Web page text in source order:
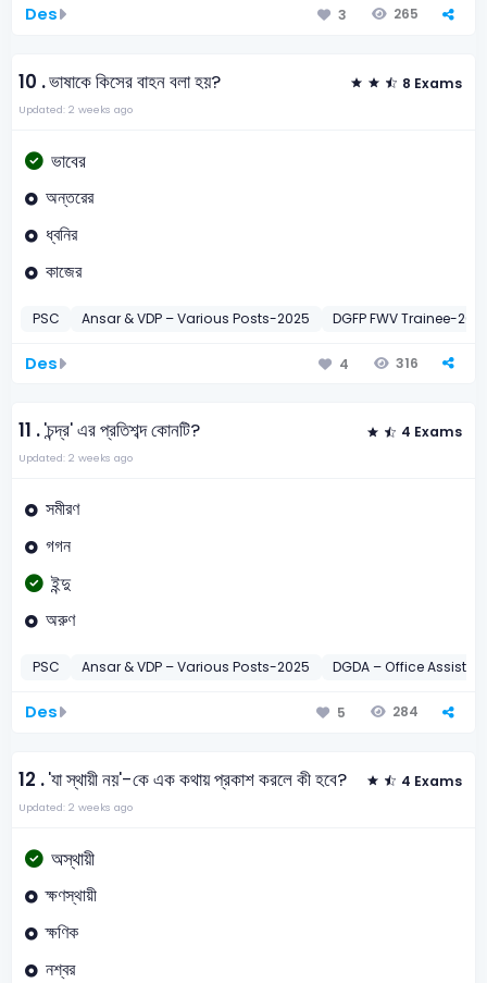
Des 3 265
10 .ভাষাকে কিসের বাহন বলা হয়? 8 Exams
Updated: 2 weeks ago
ভাবের
অন্তরের
ধ্বনির
কাজের
PSC Ansar & VDP – Various Posts-2025 DGFP FWV Trainee-2013
Des 4 316
11 .'চন্দ্র' এর প্রতিশব্দ কোনটি? 4 Exams
Updated: 2 weeks ago
সমীরণ
গগন
ইন্দু
অরুণ
PSC Ansar & VDP – Various Posts-2025 DGDA – Office
Des 5 284
12 .'যা স্থায়ী নয়'-কে এক কথায় প্রকাশ করলে কী হবে? 4 Exams
Updated: 2 weeks ago
অস্থায়ী
ক্ষণস্থায়ী
ক্ষণিক
নশ্বর